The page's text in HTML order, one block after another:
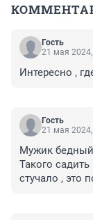
Гость
21 мая
Интересно ,
Гость
21 мая 2024,
Мужик бедный
Такого
стучало , это